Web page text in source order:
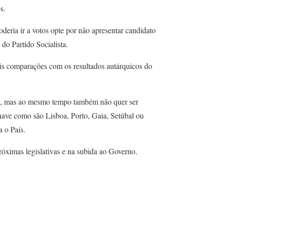
ir a votos opte por não apresentar candidato
Partido Socialista.
comparações com os resultados autárquicos do
ao mesmo tempo também não quer ser
como são Lisboa, Porto, Gaia, Setúbal ou
o País.
legislativas e na subida ao Governo.